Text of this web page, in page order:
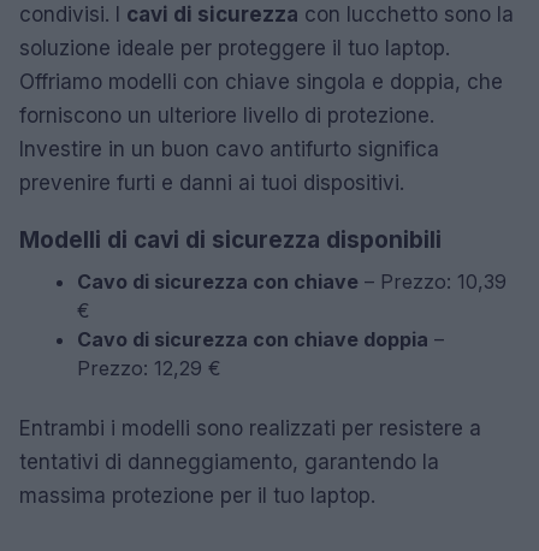
condivisi. I cavi di sicurezza con lucchetto sono la
soluzione ideale per proteggere il tuo laptop.
Offriamo modelli con chiave singola e doppia, che
forniscono un ulteriore livello di protezione.
Investire in un buon cavo antifurto significa
prevenire furti e danni ai tuoi dispositivi.
Modelli di cavi di sicurezza disponibili
Cavo di sicurezza con chiave – Prezzo: 10,39
€
Cavo di sicurezza con chiave doppia –
Prezzo: 12,29 €
Entrambi i modelli sono realizzati per resistere a
tentativi di danneggiamento, garantendo la
massima protezione per il tuo laptop.